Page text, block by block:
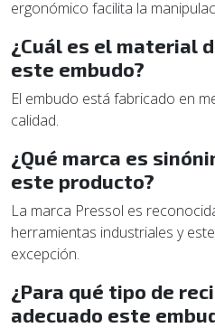
ergonómico facilita la
¿Cuál es el material
este embudo?
El embudo está fabricado en
calidad.
¿Qué marca es
este producto?
La marca Pressol es
herramientas industriales y
excepción.
¿Para qué tipo de
adecuado este